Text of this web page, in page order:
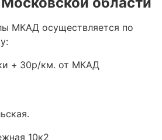
МКАД осуществляется по
+ 30р/км. от МКАД
10к2